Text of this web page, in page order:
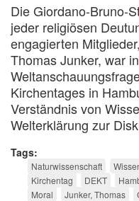
Die Giordano-Bruno-
jeder religiösen
engagierten
Thomas Junker, war
Kirchentages in
Verständnis von
Welterklärung zur
Tags
Naturwissenschaft
Kirchentag
DEKT
Moral
Junker, Thomas